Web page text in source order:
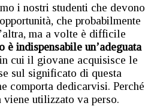
i nostri studenti che devono
che probabilmente
ma a volte è difficile
è indispensabile un’adeguata
in cui il giovane acquisisce le
sul significato di questa
comporta dedicarvisi. Perché
utilizzato va perso.